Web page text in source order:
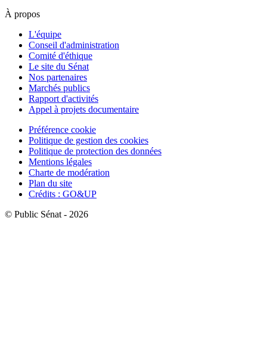
À propos
L'équipe
Conseil d'administration
Comité d'éthique
Le site du Sénat
Nos partenaires
Marchés publics
Rapport d'activités
Appel à projets documentaire
Préférence cookie
Politique de gestion des cookies
Politique de protection des données
Mentions légales
Charte de modération
Plan du site
Crédits : GO&UP
© Public Sénat - 2026